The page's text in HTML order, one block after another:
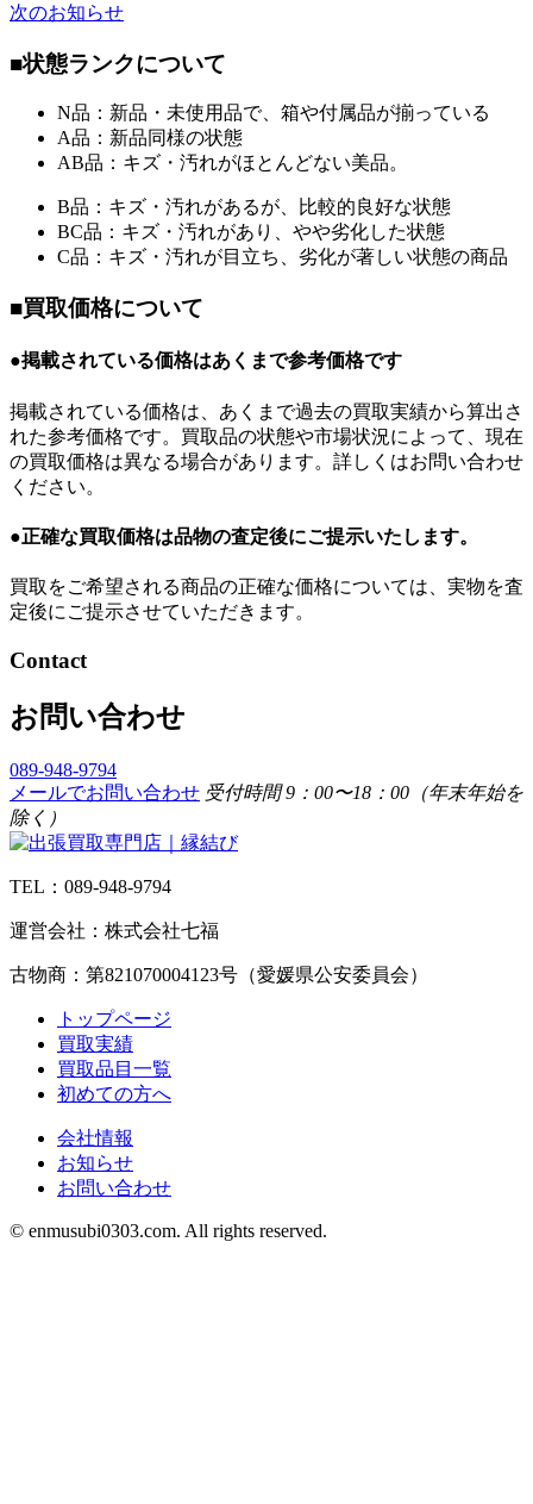
次のお知らせ
■状態ランクについて
N品：新品・未使用品で、箱や付属品が揃っている
A品：新品同様の状態
AB品：キズ・汚れがほとんどない美品。
B品：キズ・汚れがあるが、比較的良好な状態
BC品：キズ・汚れがあり、やや劣化した状態
C品：キズ・汚れが目立ち、劣化が著しい状態の商品
■買取価格について
●掲載されている価格はあくまで参考価格です
掲載されている価格は、あくまで過去の買取実績から算出さ
れた参考価格です。買取品の状態や市場状況によって、現在
の買取価格は異なる場合があります。詳しくはお問い合わせ
ください。
●正確な買取価格は品物の査定後にご提示いたします。
買取をご希望される商品の正確な価格については、実物を査
定後にご提示させていただきます。
Contact
お問い合わせ
089-948-9794
メールでお問い合わせ 受付時間 9：00〜18：00（年末年始を
除く）
TEL：089-948-9794
運営会社：株式会社七福
古物商：第821070004123号（愛媛県公安委員会）
トップページ
買取実績
買取品目一覧
初めての方へ
会社情報
お知らせ
お問い合わせ
©︎ enmusubi0303.com. All rights reserved.